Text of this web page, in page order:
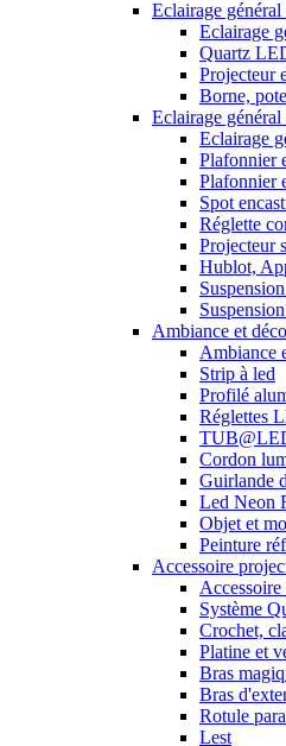
Eclairage
Eclairage
Quartz
Projecteur
Borne,
Eclairage
Eclairage
Plafonnier
Plafonnier
Spot
Réglette
Projecteur
Hublot,
Ambiance et
Ambiance
Strip à led
Profilé
Réglettes
Cordon
Guirlande
Led Neon
Objet et
Peinture
Accessoire
Système
Crochet,
Platine et
Bras
Bras
Rotule
Lest